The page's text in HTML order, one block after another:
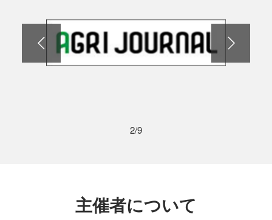
2/9
主催者について